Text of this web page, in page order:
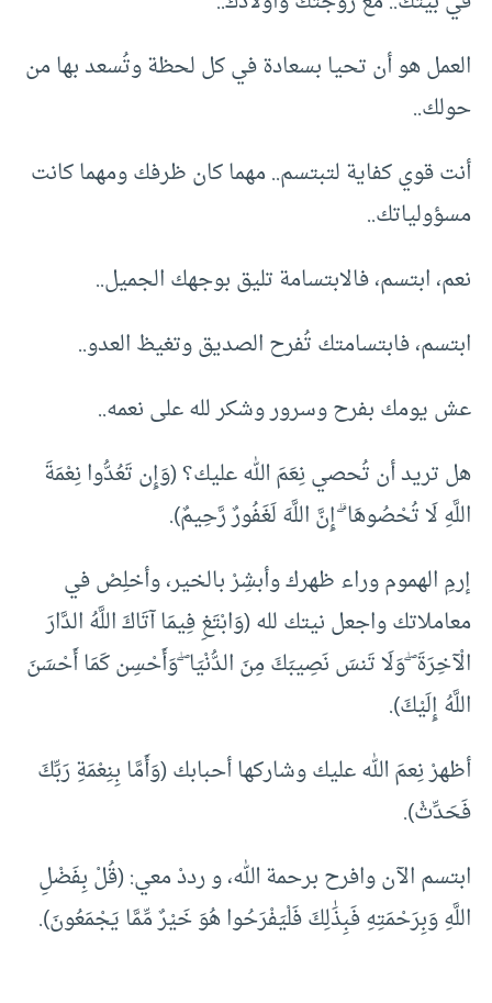
العمل هو أن تحيا بسعادة في كل لحظة وتُسعد بها من
حولك..
أنت قوي كفاية لتبتسم.. مهما كان ظرفك ومهما كانت
مسؤولياتك..
نعم، ابتسم، فالابتسامة تليق بوجهك الجميل..
ابتسم، فابتسامتك تُفرح الصديق وتغيظ العدو..
عش يومك بفرح وسرور وشكر لله على نعمه..
هل تريد أن تُحصي نِعَمَ الله عليك؟ (وَإِن تَعُدُّوا نِعْمَةَ
اللَّهِ لَا تُحْصُوهَا ۗ إِنَّ اللَّهَ لَغَفُورٌ رَّحِيمٌ).
إرمِ الهموم وراء ظهرك وأبشِرْ بالخير، وأخلِصْ في
معاملاتك واجعل نيتك لله (وَابْتَغِ فِيمَا آتَاكَ اللَّهُ الدَّارَ
الْآخِرَةَ ۖ وَلَا تَنسَ نَصِيبَكَ مِنَ الدُّنْيَا ۖ وَأَحْسِن كَمَا أَحْسَنَ
اللَّهُ إِلَيْكَ).
أظهرْ نِعمَ الله عليك وشاركها أحبابك (وَأَمَّا بِنِعْمَةِ رَبِّكَ
فَحَدِّثْ).
ابتسم الآن وافرح برحمة الله، و رددْ معي: (قُلْ بِفَضْلِ
اللَّهِ وَبِرَحْمَتِهِ فَبِذَٰلِكَ فَلْيَفْرَحُوا هُوَ خَيْرٌ مِّمَّا يَجْمَعُونَ).